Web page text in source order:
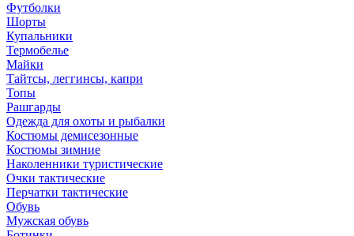
Футболки
Шорты
Купальники
Термобелье
Майки
Тайтсы, леггинсы, капри
Топы
Рашгарды
Одежда для охоты и рыбалки
Костюмы демисезонные
Костюмы зимние
Наколенники туристические
Очки тактические
Перчатки тактические
Обувь
Мужская обувь